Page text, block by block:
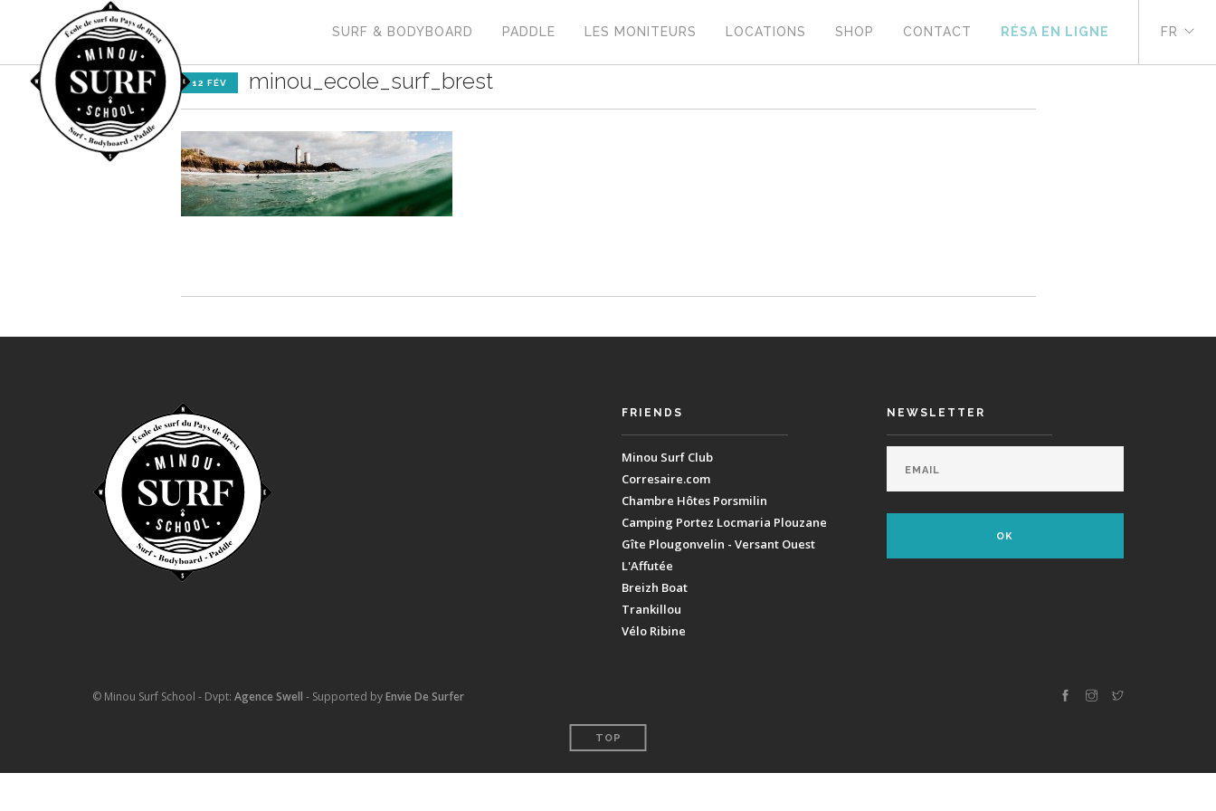
SURF & BODYBOARD PADDLE LES MONITEURS LOCATIONS SHOP CONTACT RÉSA EN LIGNE FR
12 FÉV minou_ecole_surf_brest
FRIENDS
Minou Surf Club
Corresaire.com
Chambre Hôtes Porsmilin
Camping Portez Locmaria Plouzane
Gîte Plougonvelin - Versant Ouest
L'Affutée
Breizh Boat
Trankillou
Vélo Ribine
NEWSLETTER
© Minou Surf School - Dvpt: Agence Swell - Supported byEnvie De Surfer
TOP